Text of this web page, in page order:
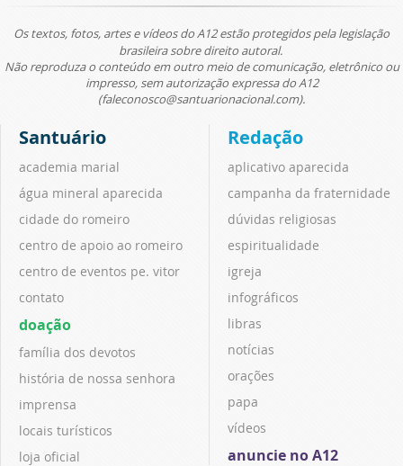
Os textos, fotos, artes e vídeos do A12 estão protegidos pela legislação
brasileira sobre direito autoral.
Não reproduza o conteúdo em outro meio de comunicação, eletrônico ou
impresso, sem autorização expressa do A12
(faleconosco@santuarionacional.com).
Santuário
academia marial
água mineral aparecida
cidade do romeiro
centro de apoio ao romeiro
centro de eventos pe. vitor
contato
doação
família dos devotos
história de nossa senhora
imprensa
locais turísticos
loja oficial
Redação
aplicativo aparecida
campanha da fraternidade
dúvidas religiosas
espiritualidade
igreja
infográficos
libras
notícias
orações
papa
vídeos
anuncie no A12